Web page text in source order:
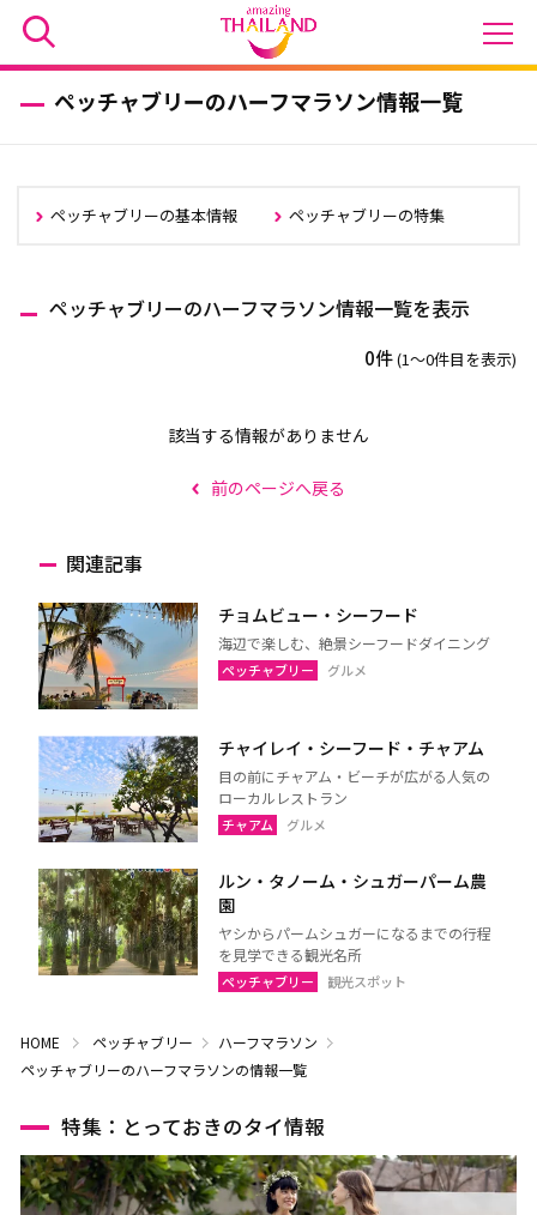
ペッチャブリーのハーフマラソン情報一覧
ペッチャブリーの基本情報 ペッチャブリーの特集
ペッチャブリーのハーフマラソン情報一覧を表示
0件(1〜0件目を表示)
該当する情報がありません
前のページへ戻る
関連記事
チョムビュー・シーフード
海辺で楽しむ、絶景シーフードダイニング
ペッチャブリー グルメ
チャイレイ・シーフード・チャアム
目の前にチャアム・ビーチが広がる人気の
ローカルレストラン
チャアム グルメ
ルン・タノーム・シュガーパーム農
園
ヤシからパームシュガーになるまでの行程
を見学できる観光名所
ペッチャブリー 観光スポット
HOME ペッチャブリー
ハーフマラソン
ペッチャブリーのハーフマラソンの情報一覧
特集：とっておきのタイ情報